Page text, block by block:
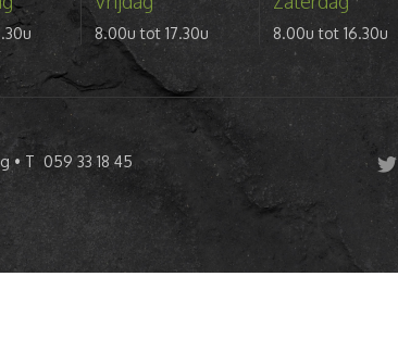
8.00u tot 17.30u 8.00u tot 16.30u
• T 059 33 18 45